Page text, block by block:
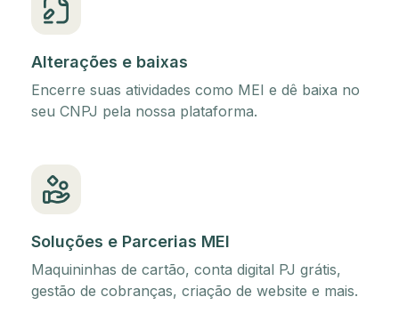
Alterações e baixas
Encerre suas atividades como MEI e dê baixa no
seu CNPJ pela nossa plataforma.
Soluções e Parcerias MEI
Maquininhas de cartão, conta digital PJ grátis,
gestão de cobranças, criação de website e mais.